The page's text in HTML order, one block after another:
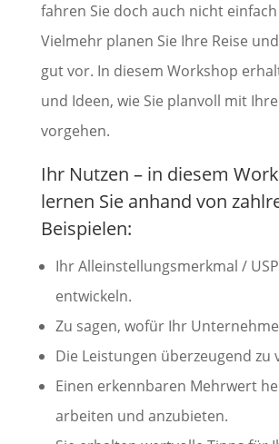
fahren Sie doch auch nicht
Vielmehr planen Sie Ihre Reise
gut vor. In diesem Workshop
und Ideen, wie Sie planvoll mit
vorgehen.
Ihr Nutzen – in diesem
lernen Sie anhand von
Beispielen:
Ihr Alleinstellungsmerkmal /
entwickeln.
Zu sagen, wofür Ihr
Die Leistungen überzeugend zu
Einen erkennbaren Mehrwert
arbeiten und an­zu­bieten.